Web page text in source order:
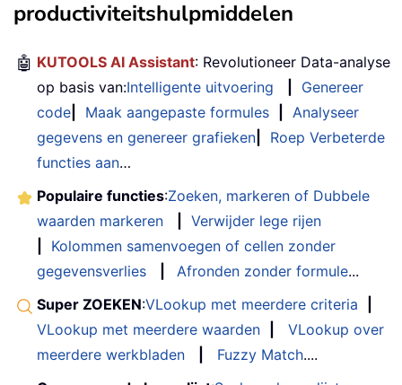
productiviteitshulpmiddelen
🤖 KUTOOLS AI Assistant: Revolutioneer Data-analyse
op basis van:Intelligente uitvoering
Genereer
code
Maak aangepaste formules
Analyseer
gegevens en genereer grafieken
Roep Verbeterde
functies aan…
Populaire functies:Zoeken, markeren of Dubbele
waarden markeren
Verwijder lege rijen
Kolommen samenvoegen of cellen zonder
gegevensverlies
Afronden zonder formule...
Super ZOEKEN:VLookup met meerdere criteria
VLookup met meerdere waarden
VLookup over
meerdere werkbladen
Fuzzy Match....